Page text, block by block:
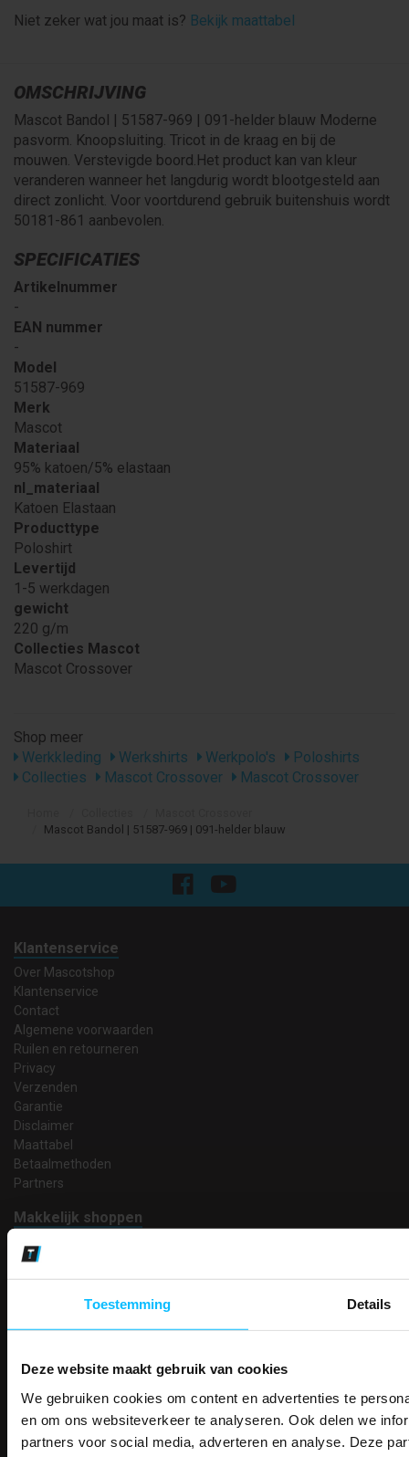
Toestemming Details
Deze website maakt gebruik van cookies
We gebruiken cookies om content en advertenties te
en om ons websiteverkeer te analyseren. Ook delen we
partners voor social media, adverteren en analyse. Deze
Niet zeker wat jou maat is? Bekijk maattabel
OMSCHRIJVING
Mascot Bandol | 51587-969 | 091-helder blauw Moderne
pasvorm. Knoopsluiting. Tricot in de kraag en bij de
mouwen. Verstevigde boord.Het product kan van kleur
veranderen wanneer het langdurig wordt blootgesteld aan
direct zonlicht. Voor voortdurend gebruik buitenshuis wordt
50181-861 aanbevolen.
SPECIFICATIES
Artikelnummer
-
EAN nummer
-
Model
51587-969
Merk
Mascot
Materiaal
95% katoen/5% elastaan
nl_materiaal
Katoen Elastaan
Producttype
Poloshirt
Levertijd
1-5 werkdagen
gewicht
220 g/m
Collecties Mascot
Mascot Crossover
Shop meer
Werkkleding
Werkshirts Werkpolo's
Poloshirts
Collecties
Mascot Crossover Mascot Crossover
Mascot Bandol | 51587-969 | 091-helder blauw
Klantenservice
Over Mascotshop
Klantenservice
Contact
Algemene voorwaarden
Ruilen en retourneren
Privacy
Verzenden
Garantie
Disclaimer
Maattabel
Betaalmethoden
Partners
Makkelijk shoppen
Bedruk- en borduurservice
14 Dagen tijd om te herroepen
Betaalwijze
Email
Inschrijven
ONTVANG
PAK